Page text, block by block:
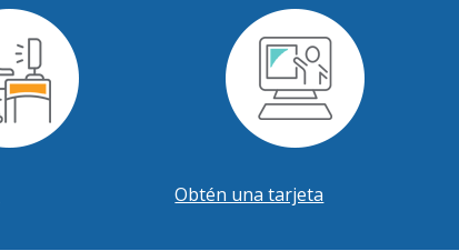
Obtén una tarjeta